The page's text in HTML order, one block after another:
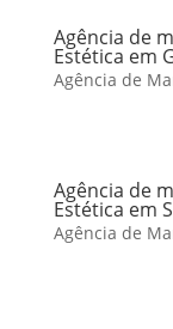
Agência de
Estética em
Agência de
Agência de
Estética em
Agência de